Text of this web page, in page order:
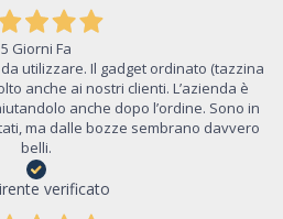
5 Giorni Fa
utilizzare. Il gadget ordinato (tazzina
anche ai nostri clienti. L’azienda è
anche dopo l’ordine. Sono in
ma dalle bozze sembrano davvero
belli.
verificato